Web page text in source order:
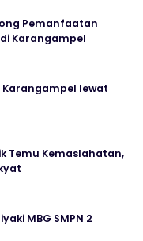
Pemanfaatan
Karangampel
Karangampel lewat
Temu Kemaslahatan,
MBG SMPN 2